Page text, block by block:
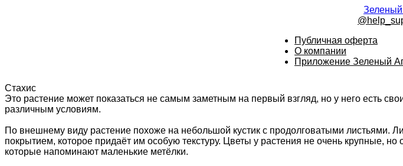
Зеленый
Публичная оферта
О компании
Приложение Зеленый
Стахис
Это растение может показаться не самым заметным на первый взгляд, но у него есть
различным условиям.
По внешнему виду растение похоже на небольшой кустик с продолговатыми листьями.
покрытием, которое придаёт им особую текстуру. Цветы у растения не очень крупные,
которые напоминают маленькие метёлки.